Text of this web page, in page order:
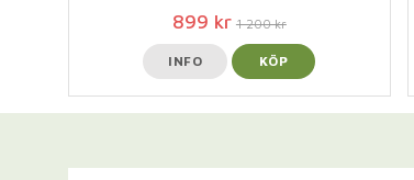
899 kr 1 200 kr
INFO KÖP